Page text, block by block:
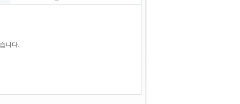
니다.